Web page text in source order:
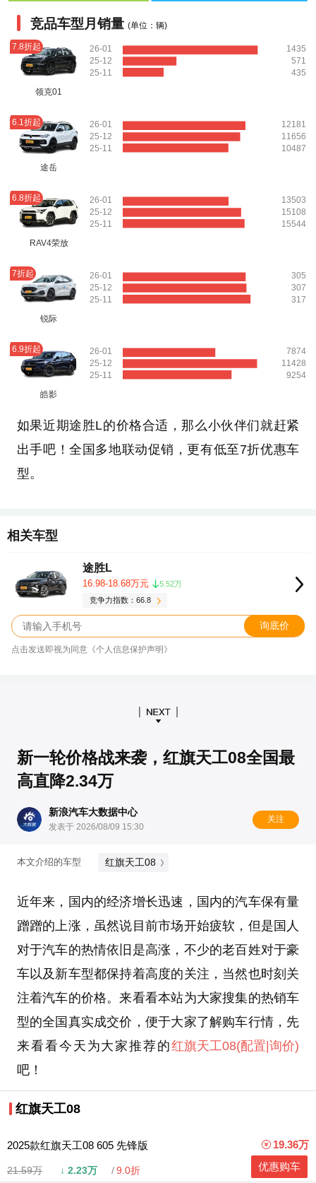
竞品车型月销量 (单位：辆)
7.8折起
领克01
26-01
25-12
25-11
1435
571
435
6.1折起
途岳
26-01
25-12
25-11
12181
11656
10487
6.8折起
RAV4荣放
26-01
25-12
25-11
13503
15108
15544
7折起
锐际
26-01
25-12
25-11
305
307
317
6.9折起
皓影
26-01
25-12
25-11
7874
11428
9254
如果近期途胜L的价格合适，那么小伙伴们就赶紧
出手吧！全国多地联动促销，更有低至7折优惠车
型。
相关车型
途胜L
16.98-18.68万元
5.52万
竞争力指数：66.8
询底价
点击发送即视为同意《个人信息保护声明》
新一轮价格战来袭，红旗天工08全国最
高直降2.34万
新浪汽车大数据中心
发表于 2026/08/09 15:30
关注
本文介绍的车型 红旗天工08
近年来，国内的经济增长迅速，国内的汽车保有量
蹭蹭的上涨，虽然说目前市场开始疲软，但是国人
对于汽车的热情依旧是高涨，不少的老百姓对于豪
车以及新车型都保持着高度的关注，当然也时刻关
注着汽车的价格。来看看本站为大家搜集的热销车
型的全国真实成交价，便于大家了解购车行情，先
来看看今天为大家推荐的红旗天工08(配置|询价)
吧！
红旗天工08
2025款红旗天工08 605 先锋版
21.59万 ↓ 2.23万 9.0折
19.36万
优惠购车